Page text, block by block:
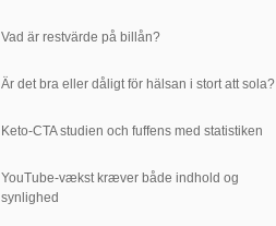
Vad är restvärde på billån?
Är det bra eller dåligt för hälsan i stort att sola?
Keto-CTA studien och fuffens med statistiken
YouTube-vækst kræver både indhold og
synlighed